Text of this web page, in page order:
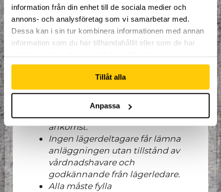
information från din enhet till de sociala medier och
annons- och analysföretag som vi samarbetar med.
Dessa kan i sin tur kombinera informationen med annan
information som du har tillhandahållit eller som de har
Tillåt alla
Anpassa
Inga lägertröjor ingår i priset, det finns en
butik vid receptionen där alla kan köpa
valfria tröjor. I anmälningsformuläret står
det att deltagaren ska ange tröjstorlek,
detta begärs på grund av att kunna dra
Allmän information:
Max antal lägerdeltagare är 50
Betalning för lägret sker vid första
ankomst.
Ingen lägerdeltagare får lämna
anläggningen utan tillstånd av
vårdnadshavare och
godkännande från lägerledare.
Alla måste fylla